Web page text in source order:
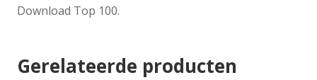
Download Top 100.
Gerelateerde producten